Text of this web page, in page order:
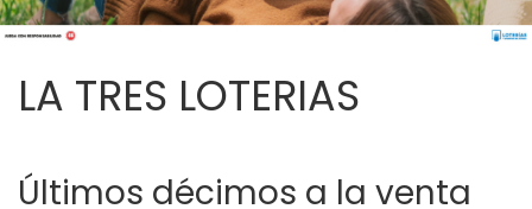
LA TRES LOTERIAS
Últimos décimos a la venta